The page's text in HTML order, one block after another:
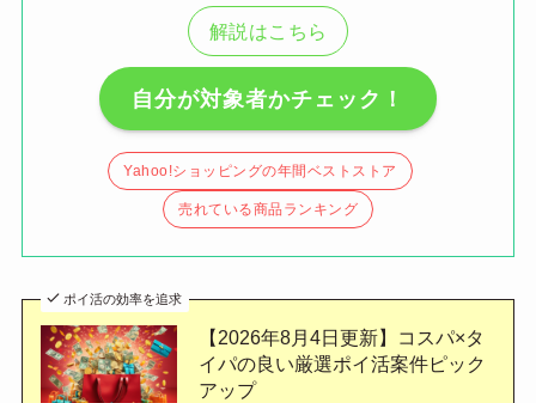
解説はこちら
自分が対象者かチェック！
Yahoo!ショッピングの年間ベストストア
売れている商品ランキング
ポイ活の効率を追求
【2026年8月4日更新】コスパ×タ
イパの良い厳選ポイ活案件ピック
アップ